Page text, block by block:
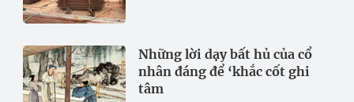
Những lời dạy bất hủ của cổ
nhân đáng để ‘khắc cốt ghi
tâm